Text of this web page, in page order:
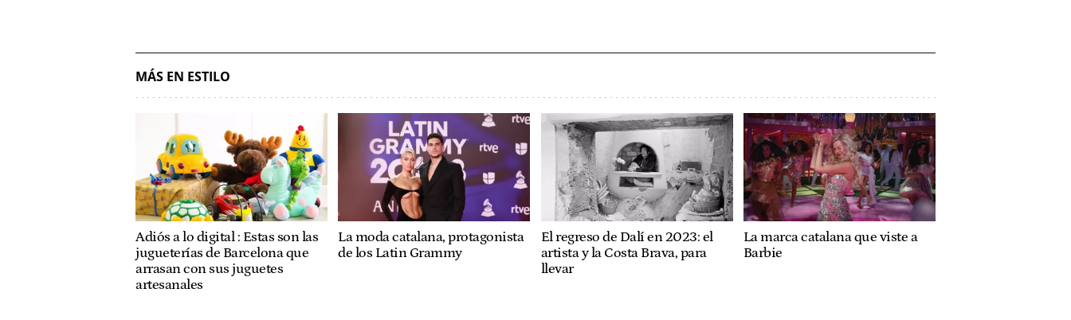
MÁS EN ESTILO
Adiós a lo digital : Estas son las
jugueterías de Barcelona que
arrasan con sus juguetes
artesanales
La moda catalana, protagonista
de los Latin Grammy
El regreso de Dalí en 2023: el
artista y la Costa Brava, para
llevar
La marca catalana que viste a
Barbie